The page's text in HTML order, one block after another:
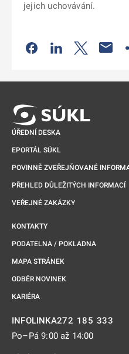
jejich uchovávání.
Odkaz se otevře na
Odkaz seOdkaz
ÚŘEDNÍ DESKA
EPORTÁL SÚKL
POVINNĚ ZVEŘEJŇOVANÉ
PŘEHLED DŮLEŽITÝCH INFORMACÍ
VEŘEJNÉ ZAKÁZKY
KONTAKTY
PODATELNA / POKLADNA
MAPA STRÁNEK
ODBĚR NOVINEK
KARIÉRA
INFOLINKA272 185 333
Po–Pá 9:00 až 14:00